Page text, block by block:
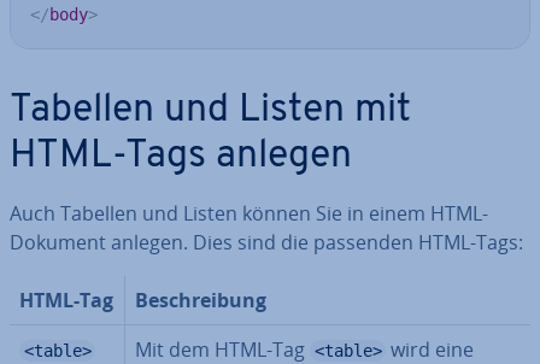
</body>
Tabellen und Listen mit
HTML-Tags anlegen
Auch Tabellen und Listen können Sie in einem HTML-
Dokument anlegen. Dies sind die passenden HTML-Tags:
HTML-Tag Be­schrei­bung
<table> Mit dem HTML-Tag <table> wird eine